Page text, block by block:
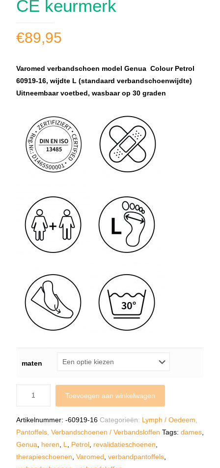
CE keurmerk
€89,95
Varomed verbandschoen model Genua Colour Petrol
60919-16, wijdte L (standaard verbandschoenwijdte)
Uitneembaar voetbed, wasbaar op 30 graden
maten
Toevoegen aan winkelwagen
Artikelnummer: -60919-16 Categorieën: Lymph / Oedeem,
Pantoffels, Verbandschoenen / Verbandsloffen Tags: dames,
Genua, heren, L, Petrol, revalidatieschoenen,
therapieschoenen, Varomed, verbandpantoffels,